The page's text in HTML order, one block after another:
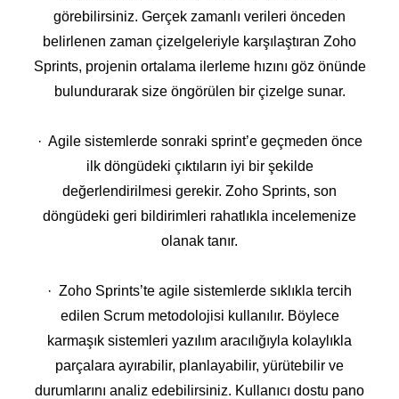
görebilirsiniz. Gerçek zamanlı verileri önceden
belirlenen zaman çizelgeleriyle karşılaştıran Zoho
Sprints, projenin ortalama ilerleme hızını göz önünde
bulundurarak size öngörülen bir çizelge sunar.
· Agile sistemlerde sonraki sprint’e geçmeden önce
ilk döngüdeki çıktıların iyi bir şekilde
değerlendirilmesi gerekir. Zoho Sprints, son
döngüdeki geri bildirimleri rahatlıkla incelemenize
olanak tanır.
· Zoho Sprints’te agile sistemlerde sıklıkla tercih
edilen Scrum metodolojisi kullanılır. Böylece
karmaşık sistemleri yazılım aracılığıyla kolaylıkla
parçalara ayırabilir, planlayabilir, yürütebilir ve
durumlarını analiz edebilirsiniz. Kullanıcı dostu pano